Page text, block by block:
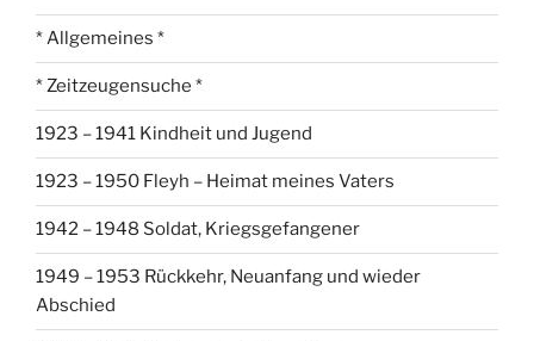
* Allgemeines *
* Zeitzeugensuche *
1923 – 1941 Kindheit und Jugend
1923 – 1950 Fleyh – Heimat meines Vaters
1942 – 1948 Soldat, Kriegsgefangener
1949 – 1953 Rückkehr, Neuanfang und wieder
Abschied